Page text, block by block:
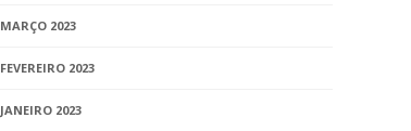
MARÇO 2023
FEVEREIRO 2023
JANEIRO 2023